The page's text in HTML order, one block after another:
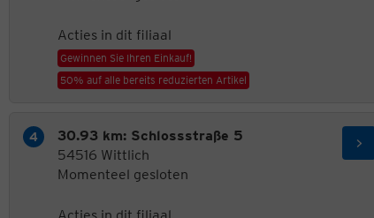
Acties in dit filiaal
Gewinnen Sie Ihren Einkauf!
50% auf alle bereits reduzierten Artikel
30.93 km: Schlossstraße 5
54516 Wittlich
Momenteel gesloten